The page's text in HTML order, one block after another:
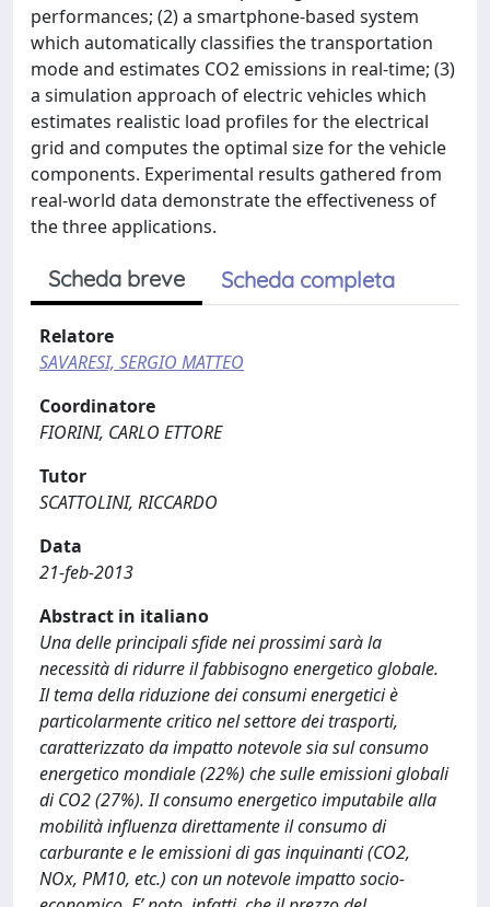
performances; (2) a smartphone-based system
which automatically classifies the transportation
mode and estimates CO2 emissions in real-time; (3)
a simulation approach of electric vehicles which
estimates realistic load profiles for the electrical
grid and computes the optimal size for the vehicle
components. Experimental results gathered from
real-world data demonstrate the effectiveness of
the three applications.
Scheda breve Scheda completa
Relatore
SAVARESI, SERGIO MATTEO
Coordinatore
FIORINI, CARLO ETTORE
Tutor
SCATTOLINI, RICCARDO
Data
21-feb-2013
Abstract in italiano
Una delle principali sfide nei prossimi sarà la
necessità di ridurre il fabbisogno energetico globale.
Il tema della riduzione dei consumi energetici è
particolarmente critico nel settore dei trasporti,
caratterizzato da impatto notevole sia sul consumo
energetico mondiale (22%) che sulle emissioni globali
di CO2 (27%). Il consumo energetico imputabile alla
mobilità influenza direttamente il consumo di
carburante e le emissioni di gas inquinanti (CO2,
NOx, PM10, etc.) con un notevole impatto socio-